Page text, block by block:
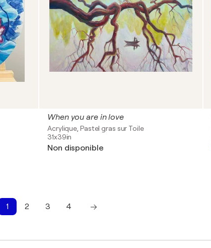
When you are in love
Acrylique, Pastel gras sur Toile
31x39in
Non disponible
1 2 3 4